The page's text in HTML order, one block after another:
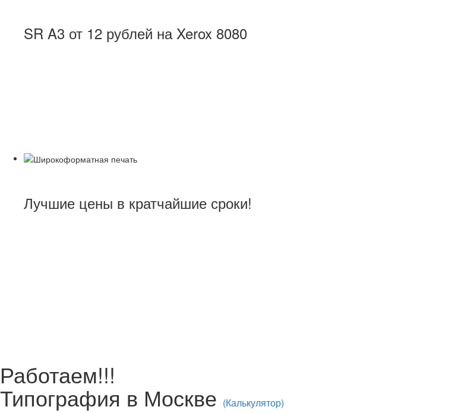
SR A3 от 12 рублей на Xerox 8080
Лучшие цены в кратчайшие сроки!
Работаем!!!
Типография в Москве (Калькулятор)